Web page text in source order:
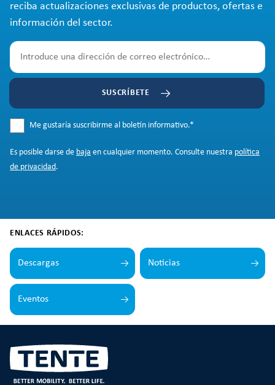
reciba actualizaciones exclusivas de productos, ofertas e
información del sector.
SUSCRÍBETE
Me gustaría suscribirme al boletín informativo.*
Es posible darse de baja en cualquier momento. Consulte nuestra política
de privacidad.
ENLACES RÁPIDOS:
Descargas Noticias
Eventos